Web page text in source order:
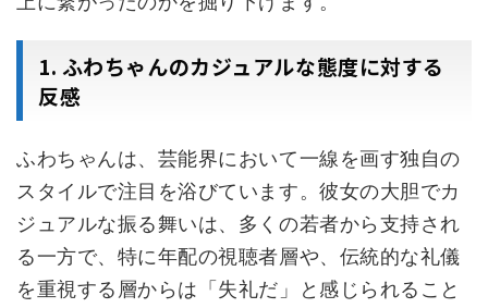
1. ふわちゃんのカジュアルな態度に対する
反感
ふわちゃんは、芸能界において一線を画す独自の
スタイルで注目を浴びています。彼女の大胆でカ
ジュアルな振る舞いは、多くの若者から支持され
る一方で、特に年配の視聴者層や、伝統的な礼儀
を重視する層からは「失礼だ」と感じられること